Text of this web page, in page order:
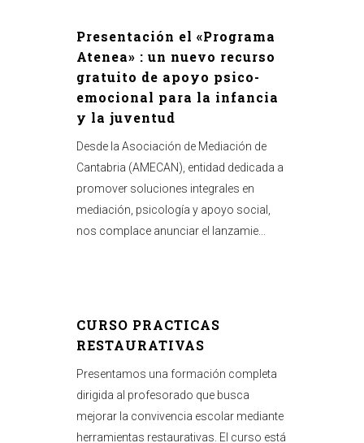
Presentación el «Programa
Atenea» : un nuevo recurso
gratuito de apoyo psico-
emocional para la infancia
y la juventud
Desde la Asociación de Mediación de
Cantabria (AMECAN), entidad dedicada a
promover soluciones integrales en
mediación, psicología y apoyo social,
nos complace anunciar el lanzamie...
CURSO PRACTICAS
RESTAURATIVAS
Presentamos una formación completa
dirigida al profesorado que busca
mejorar la convivencia escolar mediante
herramientas restaurativas. El curso está